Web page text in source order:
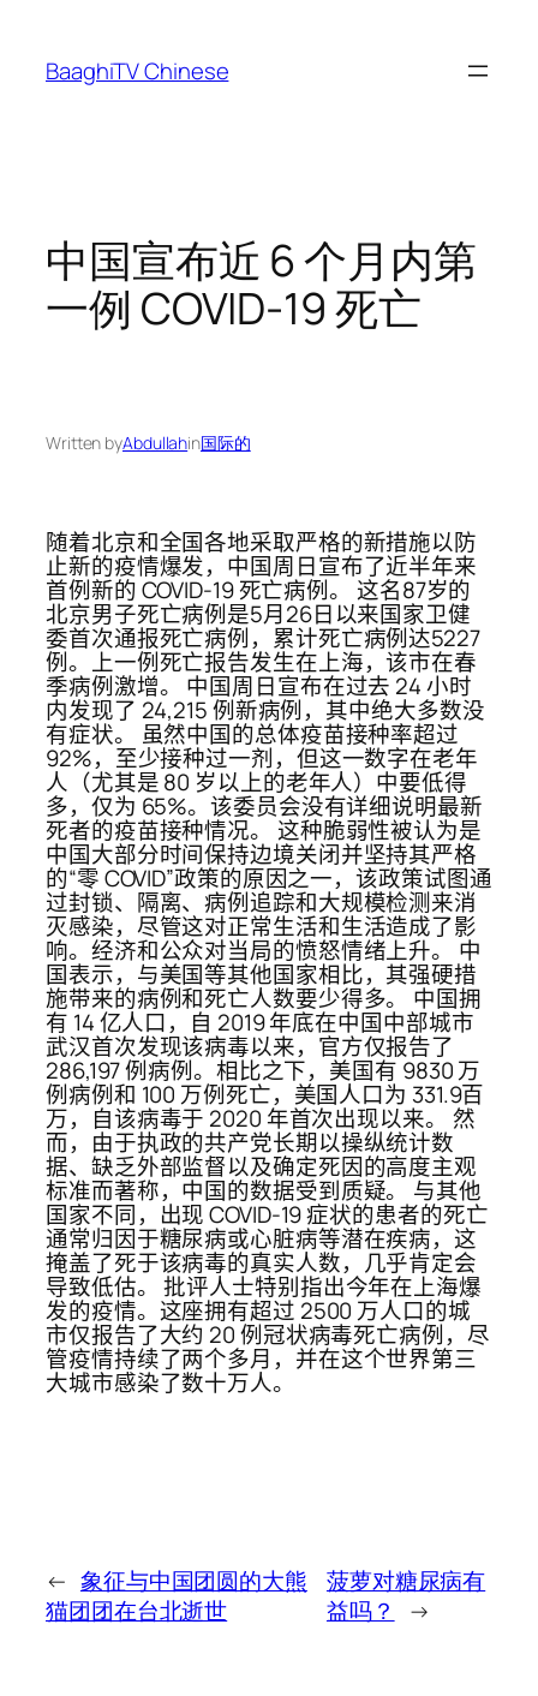
content
BaaghiTV Chinese
中国宣布近 6 个月内第
一例 COVID-19 死亡
Written byAbdullahin国际的
随着北京和全国各地采取严格的新措施以防
止新的疫情爆发，中国周日宣布了近半年来
首例新的 COVID-19 死亡病例。 这名87岁的
北京男子死亡病例是5月26日以来国家卫健
委首次通报死亡病例，累计死亡病例达5227
例。上一例死亡报告发生在上海，该市在春
季病例激增。 中国周日宣布在过去 24 小时
内发现了 24,215 例新病例，其中绝大多数没
有症状。 虽然中国的总体疫苗接种率超过
92%，至少接种过一剂，但这一数字在老年
人（尤其是 80 岁以上的老年人）中要低得
多，仅为 65%。该委员会没有详细说明最新
死者的疫苗接种情况。 这种脆弱性被认为是
中国大部分时间保持边境关闭并坚持其严格
的“零 COVID”政策的原因之一，该政策试图通
过封锁、隔离、病例追踪和大规模检测来消
灭感染，尽管这对正常生活和生活造成了影
响。经济和公众对当局的愤怒情绪上升。 中
国表示，与美国等其他国家相比，其强硬措
施带来的病例和死亡人数要少得多。 中国拥
有 14 亿人口，自 2019 年底在中国中部城市
武汉首次发现该病毒以来，官方仅报告了
286,197 例病例。相比之下，美国有 9830 万
例病例和 100 万例死亡，美国人口为 331.9百
万，自该病毒于 2020 年首次出现以来。 然
而，由于执政的共产党长期以操纵统计数
据、缺乏外部监督以及确定死因的高度主观
标准而著称，中国的数据受到质疑。 与其他
国家不同，出现 COVID-19 症状的患者的死亡
通常归因于糖尿病或心脏病等潜在疾病，这
掩盖了死于该病毒的真实人数，几乎肯定会
导致低估。 批评人士特别指出今年在上海爆
发的疫情。这座拥有超过 2500 万人口的城
市仅报告了大约 20 例冠状病毒死亡病例，尽
管疫情持续了两个多月，并在这个世界第三
大城市感染了数十万人。
← 象征与中国团圆的大熊
猫团团在台北逝世
菠萝对糖尿病有
益吗？
→